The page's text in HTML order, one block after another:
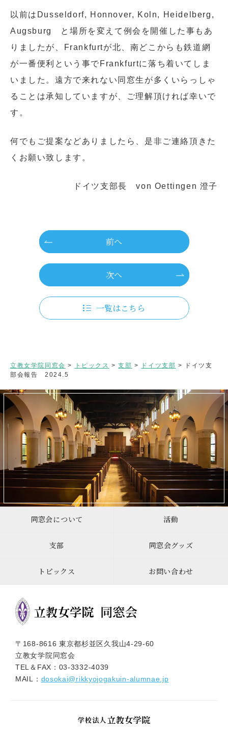
以前はDusseldorf, Honnover, Koln, Heidelberg,
Augsburg と場所を変えて例会を開催した事もあ
りましたが、Frankfurtが北、南どこからも鉄道網
が一番便利という事でFrankfurtに落ち着いてしま
いました。遠方で来れない同窓生が多くいらっしゃ
ることは承知していますが、ご理解頂ければ幸いで
す。
何でもご提案などありましたら、是非ご連絡頂きた
くお願い致します。
ドイツ支部長 von Oettingen 澄子
前へ
一覧はこちら
次へ
立教女学院同窓会 > トピックス >支部 > ドイツ支部 >
ドイツ支
部会報告 2024.5
同窓会について 活動
支部 同窓会グッズ
トピックス お問い合わせ
〒168-8616 東京都杉並区久我山4-29-60
立教女学院同窓会
TEL＆FAX： 03-3332-4039
MAIL： dosokai@rikkyojogakuin-alumnae.jp